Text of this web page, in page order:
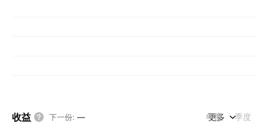
收益 下一份: — 年度 季度
更多